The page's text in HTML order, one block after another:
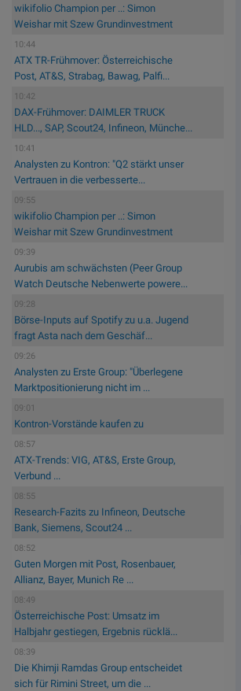
wikifolio Champion per ..: Simon
Weishar mit Szew Grundinvestment
10:44
ATX TR-Frühmover: Österreichische
Post, AT&S, Strabag, Bawag, Palfi...
10:42
DAX-Frühmover: DAIMLER TRUCK
HLD..., SAP, Scout24, Infineon, Münche...
10:41
Analysten zu Kontron: "Q2 stärkt unser
Vertrauen in die verbesserte...
09:55
wikifolio Champion per ..: Simon
Weishar mit Szew Grundinvestment
09:39
Aurubis am schwächsten (Peer Group
Watch Deutsche Nebenwerte powere...
09:28
Börse-Inputs auf Spotify zu u.a. Jugend
fragt Asta nach dem Geschäf...
09:26
Analysten zu Erste Group: "Überlegene
Marktpositionierung nicht im ...
09:01
Kontron-Vorstände kaufen zu
08:57
ATX-Trends: VIG, AT&S, Erste Group,
Verbund ...
08:55
Research-Fazits zu Infineon, Deutsche
Bank, Siemens, Scout24 ...
08:52
Guten Morgen mit Post, Rosenbauer,
Allianz, Bayer, Munich Re ...
08:49
Österreichische Post: Umsatz im
Halbjahr gestiegen, Ergebnis rücklä...
08:39
Die Khimji Ramdas Group entscheidet
sich für Rimini Street, um die ...